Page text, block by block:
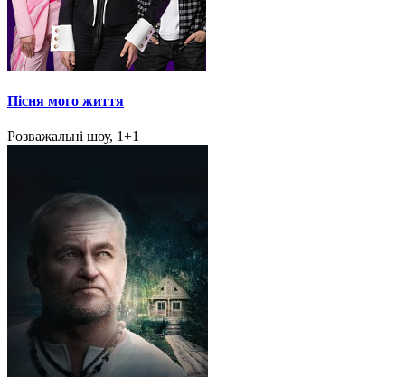
Пісня мого життя
Розважальні шоу, 1+1